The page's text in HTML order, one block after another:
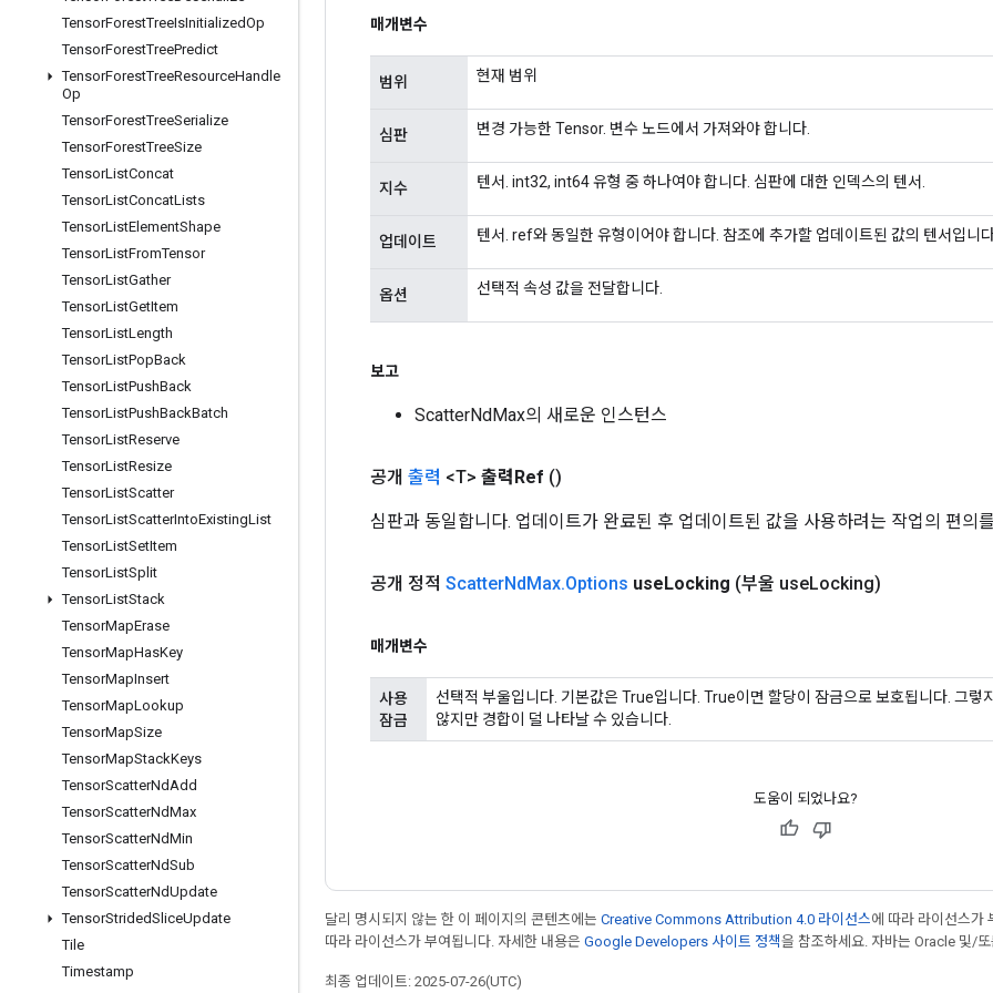
TensorForestTreeIsInitializedOp
TensorForestTreePredict
TensorForestTreeResourceHandle
Op
TensorForestTreeSerialize
TensorForestTreeSize
TensorListConcat
TensorListConcatLists
TensorListElementShape
TensorListFromTensor
TensorListGather
TensorListGetItem
TensorListLength
TensorListPopBack
TensorListPushBack
TensorListPushBackBatch
TensorListReserve
TensorListResize
TensorListScatter
TensorListScatterIntoExistingList
TensorListSetItem
TensorListSplit
TensorListStack
TensorMapErase
TensorMapHasKey
TensorMapInsert
TensorMapLookup
TensorMapSize
TensorMapStackKeys
TensorScatterNdAdd
TensorScatterNdMax
TensorScatterNdMin
TensorScatterNdSub
TensorScatterNdUpdate
TensorStridedSliceUpdate
Tile
Timestamp
매개변수
범위 현재 범위
심판 변경 가능한 Tensor. 변수 노드에서 가져와야 합니다.
지수 텐서. int32, int64 유형 중 하나여야 합니다. 심판에 대한 인덱스의 텐서.
업데이트 텐서. ref와 동일한 유형이어야 합니다. 참조에 추가할 업데이트된 값의 텐서입니
옵션 선택적 속성 값을 전달합니다.
보고
ScatterNdMax의 새로운 인스턴스
공개 출력 <T> 출력Ref ()
심판과 동일합니다. 업데이트가 완료된 후 업데이트된 값을 사용하려는 작업의 편의
공개 정적 ScatterNdMax.Options useLocking (부울 useLocking)
매개변수
사용
잠금
선택적 부울입니다. 기본값은 True입니다. True이면 할당이 잠금으로 보호됩니다. 그렇
않지만 경합이 덜 나타날 수 있습니다.
도움이 되었나요?
달리 명시되지 않는 한 이 페이지의 콘텐츠에는 Creative Commons Attribution 4.0 라이선스에 따라 라이선스가
따라 라이선스가 부여됩니다. 자세한 내용은 Google Developers 사이트 정책을 참조하세요. 자바는 Oracle 및/
최종 업데이트: 2025-07-26(UTC)